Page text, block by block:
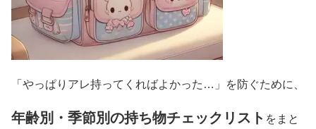
「やっぱりアレ持ってくればよかった…」を防ぐために、
年齢別・季節別の持ち物チェックリスト をまと